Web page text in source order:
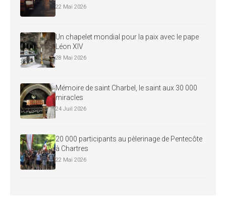
22 Mai 2026
Un chapelet mondial pour la paix avec le pape
Léon XIV
28 Mai 2026
Mémoire de saint Charbel, le saint aux 30 000
miracles
24 Juil 2026
20 000 participants au pèlerinage de Pentecôte
à Chartres
22 Mai 2026